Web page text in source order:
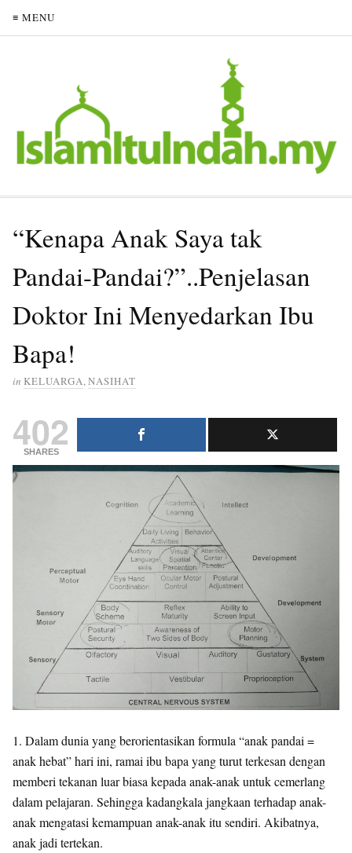
≡ MENU
“Kenapa Anak Saya tak
Pandai-Pandai?”..Penjelasan
Doktor Ini Menyedarkan Ibu
Bapa!
in KELUARGA,NASIHAT
402
SHARES
1. Dalam dunia yang berorientasikan formula “anak pandai =
anak hebat” hari ini, ramai ibu bapa yang turut terkesan dengan
memberi tekanan luar biasa kepada anak-anak untuk cemerlang
dalam pelajaran. Sehingga kadangkala jangkaan terhadap anak-
anak mengatasi kemampuan anak-anak itu sendiri. Akibatnya,
anak jadi tertekan.